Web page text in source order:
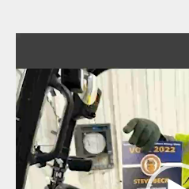
Player